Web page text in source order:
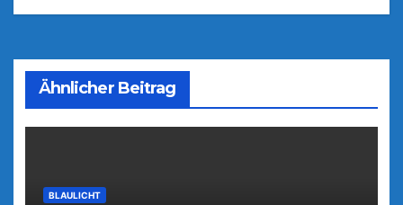
Ähnlicher Beitrag
BLAULICHT